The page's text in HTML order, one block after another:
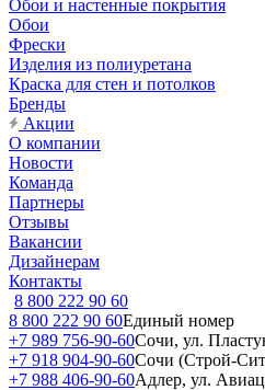
Обои и настенные покрытия
Обои
Фрески
Изделия из полиуретана
Краска для стен и потолков
Бренды
Акции
О компании
Новости
Команда
Партнеры
Отзывы
Вакансии
Дизайнерам
Контакты
8 800 222 90 60
8 800 222 90 60Единый номер
+7 989 756-90-60Сочи, ул.
+7 918 904-90-60Сочи (Строй-
+7 988 406-90-60Адлер, ул.